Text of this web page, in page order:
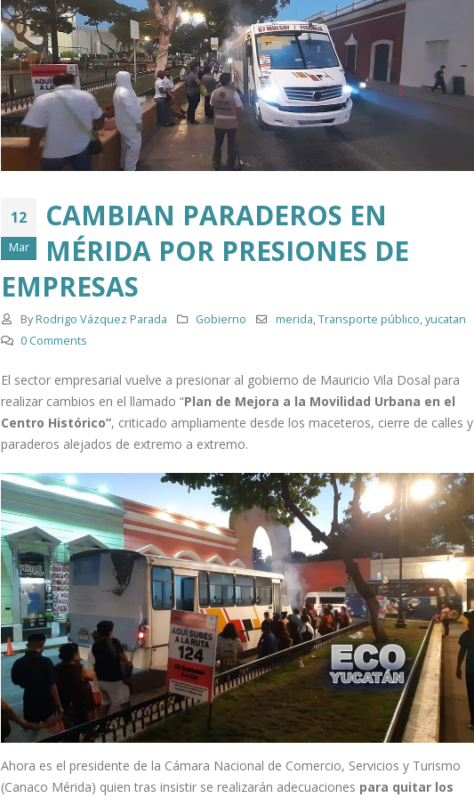
12
Mar
CAMBIAN PARADEROS EN
MÉRIDA POR PRESIONES DE
EMPRESAS
ByRodrigo Vázquez Parada Gobierno merida,Transporte público,yucatan
0 Comments
El sector empresarial vuelve a presionar al gobierno de Mauricio Vila Dosal para
realizar cambios en el llamado “Plan de Mejora a la Movilidad Urbana en el
Centro Histórico”, criticado ampliamente desde los maceteros, cierre de calles y
paraderos alejados de extremo a extremo.
Ahora es el presidente de la Cámara Nacional de Comercio, Servicios y Turismo
(Canaco Mérida) quien tras insistir se realizarán adecuaciones para quitar los